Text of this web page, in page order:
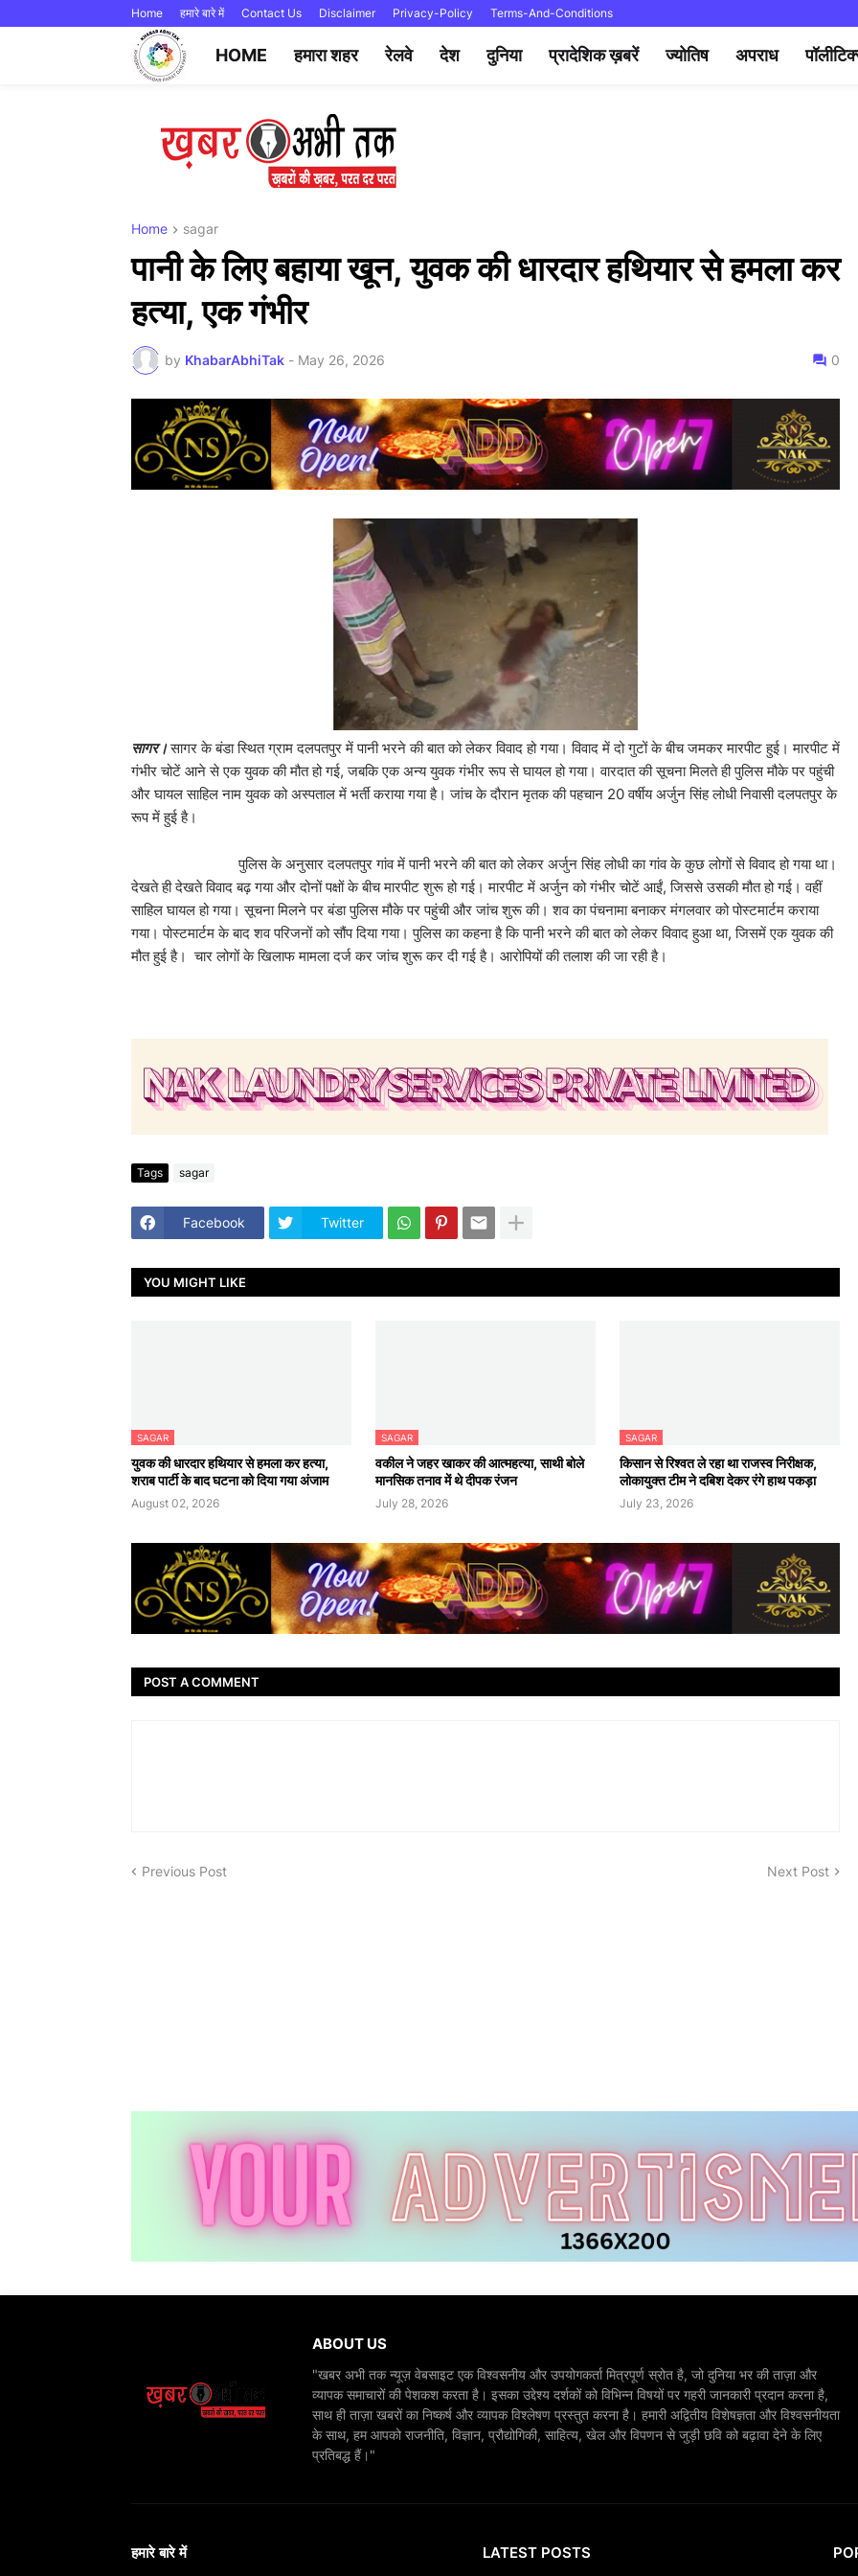
Home हमारे बारे में Contact Us Disclaimer Privacy-Policy Terms-And-Conditions
HOME हमारा शहर रेलवे देश दुनिया प्रादेशिक ख़बरें ज्योतिष अपराध
Home sagar
पानी के लिए बहाया खून, युवक की धारदार हथियार से हमला कर
हत्या, एक गंभीर
by KhabarAbhiTak - May 26, 2026 0
सागर।सागर के बंडा स्थित ग्राम दलपतपुर में पानी भरने की बात को लेकर विवाद हो गया। विवाद में दो गुटों के बीच जमकर मारपीट हुई। मारपीट में
गंभीर चोटें आने से एक युवक की मौत हो गई, जबकि एक अन्य युवक गंभीर रूप से घायल हो गया। वारदात की सूचना मिलते ही पुलिस मौके पर पहुंची
और घायल साहिल नाम युवक को अस्पताल में भर्ती कराया गया है। जांच के दौरान मृतक की पहचान 20 वर्षीय अर्जुन सिंह लोधी निवासी दलपतपुर के
रूप में हुई है।
पुलिस के अनुसार दलपतपुर गांव में पानी भरने की बात को लेकर अर्जुन सिंह लोधी का गांव के कुछ लोगों से विवाद हो गया था।
देखते ही देखते विवाद बढ़ गया और दोनों पक्षों के बीच मारपीट शुरू हो गई। मारपीट में अर्जुन को गंभीर चोटें आईं, जिससे उसकी मौत हो गई। वहीं
साहिल घायल हो गया। सूचना मिलने पर बंडा पुलिस मौके पर पहुंची और जांच शुरू की। शव का पंचनामा बनाकर मंगलवार को पोस्टमार्टम कराया
गया। पोस्टमार्टम के बाद शव परिजनों को सौंप दिया गया। पुलिस का कहना है कि पानी भरने की बात को लेकर विवाद हुआ था, जिसमें एक युवक की
मौत हुई है। चार लोगों के खिलाफ मामला दर्ज कर जांच शुरू कर दी गई है। आरोपियों की तलाश की जा रही है।
Tags sagar
Facebook Twitter
YOU MIGHT LIKE
SAGAR
युवक की धारदार हथियार से हमला कर हत्या,
शराब पार्टी के बाद घटना को दिया गया अंजाम
August 02, 2026
SAGAR
वकील ने जहर खाकर की आत्महत्या, साथी बोले
मानसिक तनाव में थे दीपक रंजन
July 28, 2026
SAGAR
किसान से रिश्वत ले रहा था राजस्व निरीक्षक,
लोकायुक्त टीम ने दबिश देकर रंगे हाथ पकड़ा
July 23, 2026
POST A COMMENT
Previous Post Next Post
ABOUT US
"खबर अभी तक न्यूज़ वेबसाइट एक विश्वसनीय और उपयोगकर्ता मित्रपूर्ण स्रोत है, जो दुनिया भर की ताज़ा और
व्यापक समाचारों की पेशकश करता है। इसका उद्देश्य दर्शकों को विभिन्न विषयों पर गहरी जानकारी प्रदान करना है,
साथ ही ताज़ा खबरों का निष्कर्ष और व्यापक विश्लेषण प्रस्तुत करना है। हमारी अद्वितीय विशेषज्ञता और विश्वसनीयता
के साथ, हम आपको राजनीति, विज्ञान, प्रौद्योगिकी, साहित्य, खेल और विपणन से जुड़ी छवि को बढ़ावा देने के लिए
प्रतिबद्ध हैं।"
हमारे बारे में LATEST POSTS